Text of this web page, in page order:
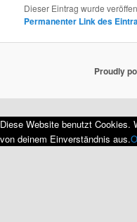
Dieser Eintrag wurde
Permanenter Link des
Proudly
Diese Website benutzt Cookies.
von deinem Einverständnis aus.